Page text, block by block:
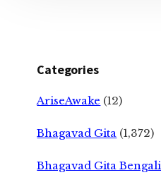
Categories
AriseAwake (12)
Bhagavad Gita (1,372)
Bhagavad Gita Bengali